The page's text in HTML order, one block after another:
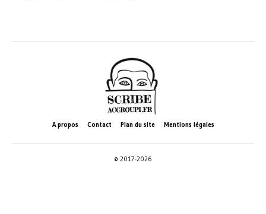
A propos Contact Plan du site Mentions légales
© 2017-2026